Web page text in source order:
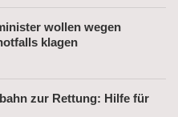
wollen wegen
klagen
zur Rettung: Hilfe für